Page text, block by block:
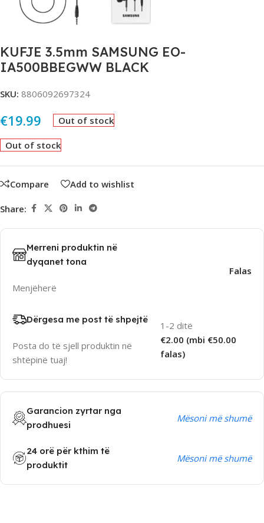
KUFJE 3.5mm SAMSUNG EO-
IA500BBEGWW BLACK
SKU: 8806092697324
€19.99 Out of stock
Out of stock
Compare Add to wishlist
Share:
Merreni produktin në
dyqanet tona
Menjëherë
Falas
Dërgesa me post të shpejtë
Posta do të sjell produktin në
shtëpinë tuaj!
1-2 ditë
€2.00 (mbi €50.00
falas)
Garancion zyrtar nga
prodhuesi
Mësoni më shumë
24 orë për kthim të
produktit
Mësoni më shumë